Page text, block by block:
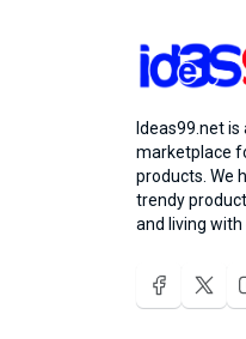
Ideas99.net
marketplace
products. We
trendy
and living